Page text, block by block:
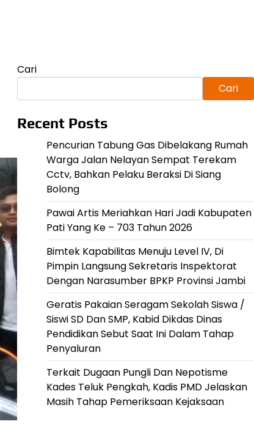
Cari
Cari
Recent Posts
Pencurian Tabung Gas Dibelakang Rumah
Warga Jalan Nelayan Sempat Terekam
Cctv, Bahkan Pelaku Beraksi Di Siang
Bolong
Pawai Artis Meriahkan Hari Jadi Kabupaten
Pati Yang Ke – 703 Tahun 2026
Bimtek Kapabilitas Menuju Level IV, Di
Pimpin Langsung Sekretaris Inspektorat
Dengan Narasumber BPKP Provinsi Jambi
Geratis Pakaian Seragam Sekolah Siswa /
Siswi SD Dan SMP, Kabid Dikdas Dinas
Pendidikan Sebut Saat Ini Dalam Tahap
Penyaluran
Terkait Dugaan Pungli Dan Nepotisme
Kades Teluk Pengkah, Kadis PMD Jelaskan
Masih Tahap Pemeriksaan Kejaksaan